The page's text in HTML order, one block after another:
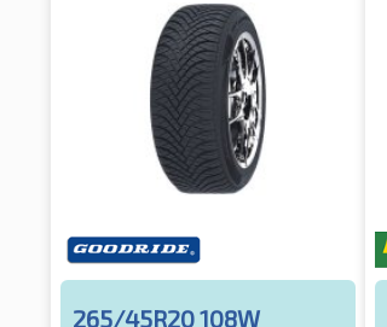
265/45R20 108W